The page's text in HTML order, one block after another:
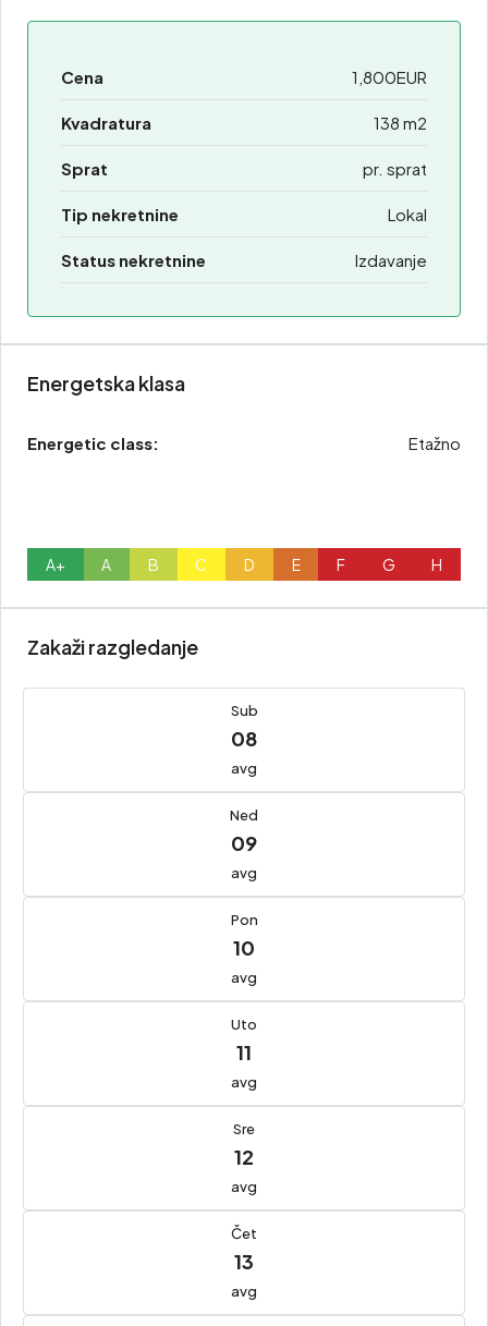
Cena 1,800EUR
Kvadratura 138 m2
Sprat pr. sprat
Tip nekretnine Lokal
Status nekretnine Izdavanje
Energetska klasa
Energetic class: Etažno
A+ A B C D E F G H
Zakaži razgledanje
Sub
08
avg
Ned
09
avg
Pon
10
avg
Uto
11
avg
Sre
12
avg
Čet
13
avg